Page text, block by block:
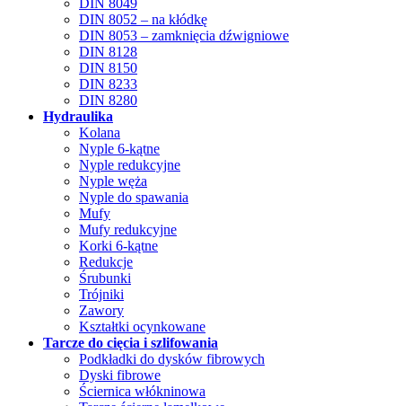
DIN 8049
DIN 8052 – na kłódkę
DIN 8053 – zamknięcia dźwigniowe
DIN 8128
DIN 8150
DIN 8233
DIN 8280
Hydraulika
Kolana
Nyple 6-kątne
Nyple redukcyjne
Nyple węża
Nyple do spawania
Mufy
Mufy redukcyjne
Korki 6-kątne
Redukcje
Śrubunki
Trójniki
Zawory
Kształtki ocynkowane
Tarcze do cięcia i szlifowania
Podkładki do dysków fibrowych
Dyski fibrowe
Ściernica włókninowa